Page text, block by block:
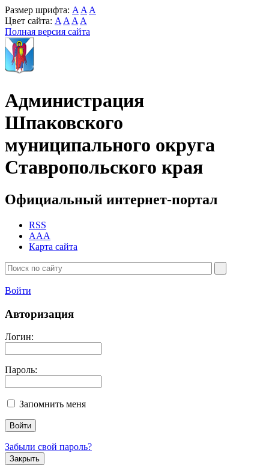
Размер шрифта: A A A
Цвет сайта: A A A A
Полная версия сайта
Администрация
Шпаковского
муниципального округа
Ставропольского края
Официальный интернет-портал
RSS
AAA
Карта сайта
Войти
Авторизация
Логин:
Пароль:
Запомнить меня
Забыли свой пароль?
Закрыть